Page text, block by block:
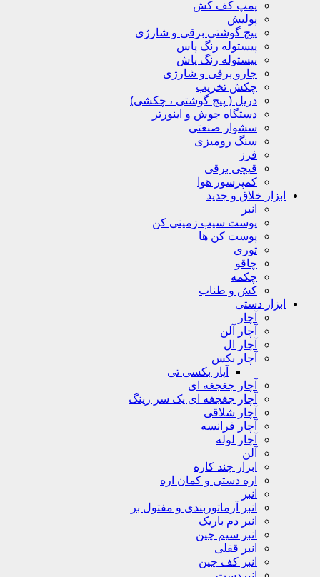
پمپ کف کش
پولیش
پیچ گوشتی برقی و شارژی
پیستوله رنگ پاس
پیستوله رنگ پاش
جارو برقی و شارژی
چکش تخریب
دریل ( پیچ گوشتی ، چکشی)
دستگاه جوش و اینورتر
سشوار صنعتی
سنگ رومیزی
فرز
قیچی برقی
کمپرسور هوا
ابزار خلاق و جدید
انبر
پوست سیب زمینی کن
پوست کن ها
توری
چاقو
چکمه
کش و طناب
ابزار دستی
آچار
آچار آلن
آچار ال
آچار بکس
آپار بکسی تی
آچار جغجغه ای
آچار جغجغه ای یک سر رینگ
آچار شلاقی
آچار فرانسه
آچار لوله
آلن
ابزار چند کاره
اره دستی و کمان اره
انبر
انبر آرماتوربندی و مفتول بر
انبر دم باریک
انبر سیم چین
انبر قفلی
انبر کف چین